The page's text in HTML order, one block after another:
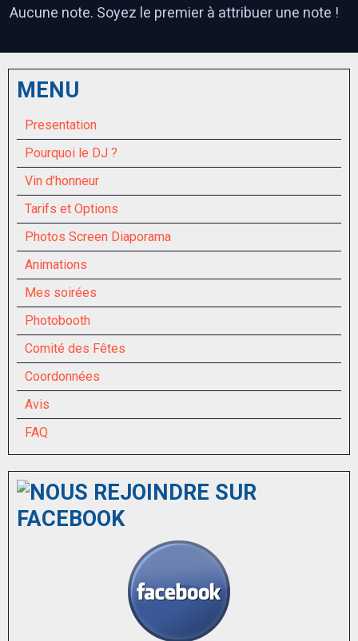
Aucune note. Soyez le premier à attribuer une note !
MENU
Presentation
Pourquoi le DJ ?
Vin d’honneur
Tarifs et Options
Photos Screen Diaporama
Animations
Mes soirées
Photobooth
Comité des Fêtes
Coordonnées
Avis
FAQ